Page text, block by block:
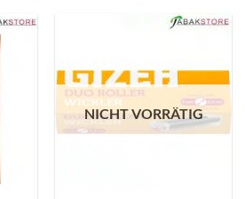
NICHT VORRÄTIG